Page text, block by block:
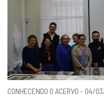
CONHECENDO O ACERVO - 04/